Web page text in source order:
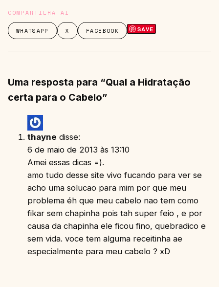
COMPARTILHA AI
WHATSAPP X FACEBOOK SAVE
Uma resposta para “Qual a Hidratação
certa para o Cabelo”
thayne disse:
6 de maio de 2013 às 13:10
Amei essas dicas =).
amo tudo desse site vivo fucando para ver se
acho uma solucao para mim por que meu
problema éh que meu cabelo nao tem como
fikar sem chapinha pois tah super feio , e por
causa da chapinha ele ficou fino, quebradico e
sem vida. voce tem alguma receitinha ae
especialmente para meu cabelo ? xD